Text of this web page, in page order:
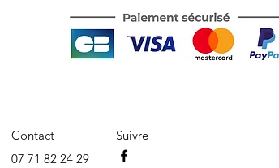
Contact
07 71 82 24 29
Suivre